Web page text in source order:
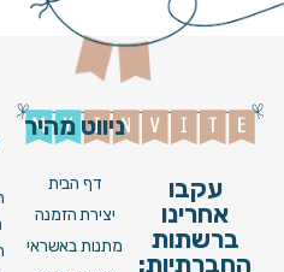
עקבו
אחרינו
ברשתות
החברתיות:
ניווט מהיר
דף הבית
יצירת הזמנה
מתנות באשראי